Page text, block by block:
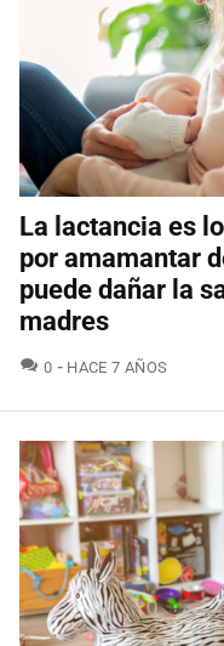
La lactancia es
por amamantar
puede dañar la
madres
0 COMENTARIOS
HACE 7 AÑOS